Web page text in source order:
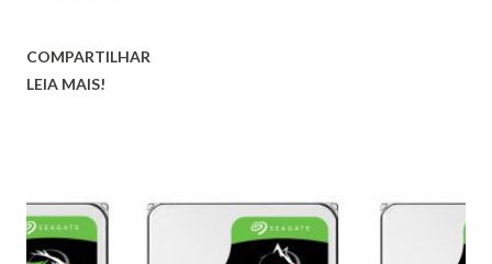
COMPARTILHAR
LEIA MAIS!